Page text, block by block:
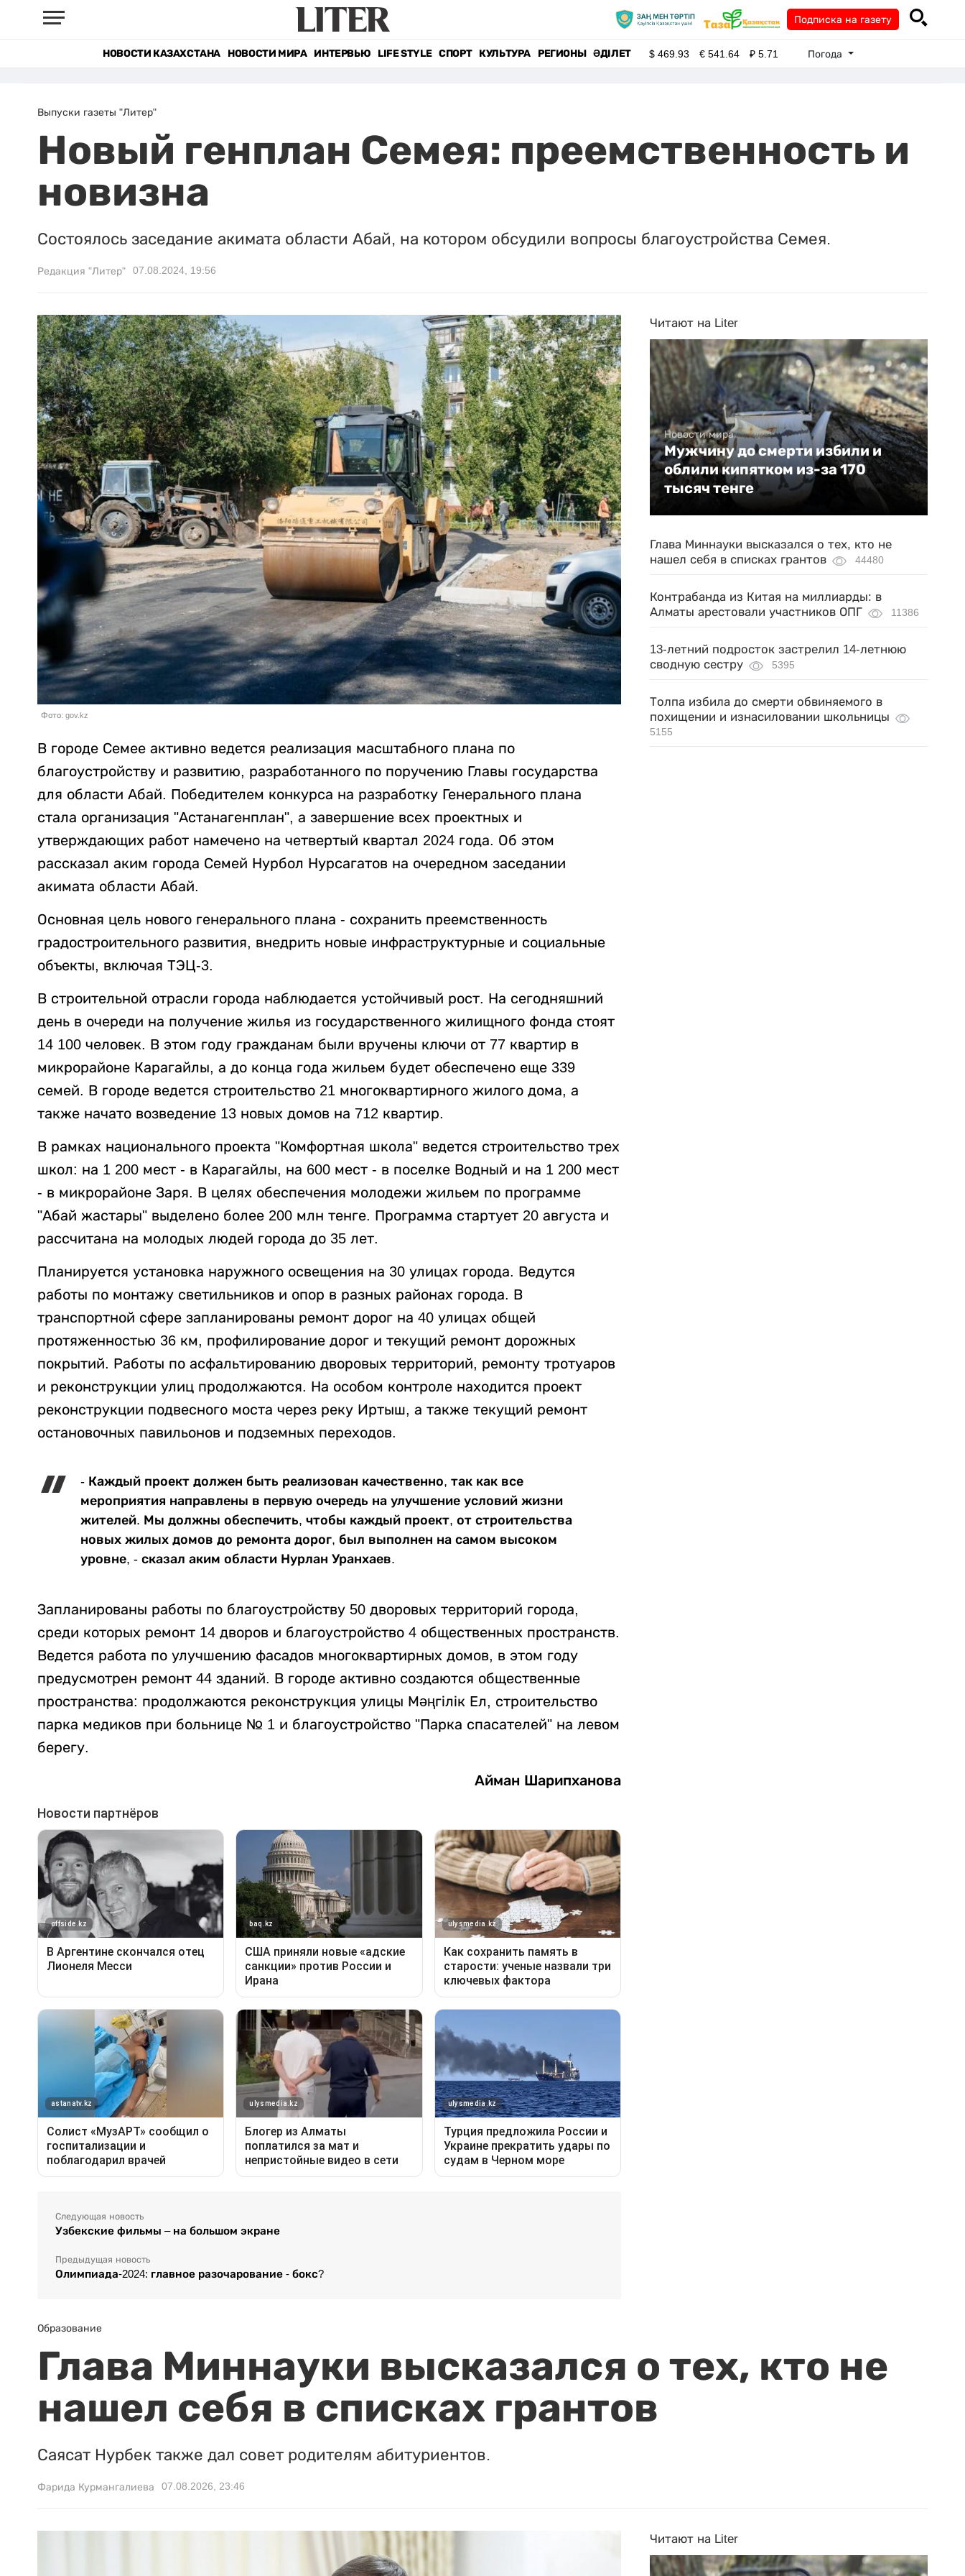
Подписка на газету
НОВОСТИ КАЗАХСТАНА НОВОСТИ МИРА ИНТЕРВЬЮ LIFE STYLE СПОРТ КУЛЬТУРА РЕГИОНЫ ӘДІЛЕТ $469.93 €541.64 ₽5.71 Погода
Выпуски газеты "Литер"
Новый генплан Семея: преемственность и
новизна
Состоялось заседание акимата области Абай, на котором обсудили вопросы благоустройства Семея.
Редакция "Литер" 07.08.2024, 19:56
Фото: gov.kz
В городе Семее активно ведется реализация масштабного плана по
благоустройству и развитию, разработанного по поручению Главы государства
для области Абай. Победителем конкурса на разработку Генерального плана
стала организация "Астанагенплан", а завершение всех проектных и
утверждающих работ намечено на четвертый квартал 2024 года. Об этом
рассказал аким города Семей Нурбол Нурсагатов на очередном заседании
акимата области Абай.
Основная цель нового генерального плана - сохранить преемственность
градостроительного развития, внедрить новые инфраструктурные и социальные
объекты, включая ТЭЦ-3.
В строительной отрасли города наблюдается устойчивый рост. На сегодняшний
день в очереди на получение жилья из государственного жилищного фонда стоят
14 100 человек. В этом году гражданам были вручены ключи от 77 квартир в
микрорайоне Карагайлы, а до конца года жильем будет обеспечено еще 339
семей. В городе ведется строительство 21 многоквартирного жилого дома, а
также начато возведение 13 новых домов на 712 квартир.
В рамках национального проекта "Комфортная школа" ведется строительство трех
школ: на 1 200 мест - в Карагайлы, на 600 мест - в поселке Водный и на 1 200 мест
- в микрорайоне Заря. В целях обеспечения молодежи жильем по программе
"Абай жастары" выделено более 200 млн тенге. Программа стартует 20 августа и
рассчитана на молодых людей города до 35 лет.
Планируется установка наружного освещения на 30 улицах города. Ведутся
работы по монтажу светильников и опор в разных районах города. В
транспортной сфере запланированы ремонт дорог на 40 улицах общей
протяженностью 36 км, профилирование дорог и текущий ремонт дорожных
покрытий. Работы по асфальтированию дворовых территорий, ремонту тротуаров
и реконструкции улиц продолжаются. На особом контроле находится проект
реконструкции подвесного моста через реку Иртыш, а также текущий ремонт
остановочных павильонов и подземных переходов.
- Каждый проект должен быть реализован качественно, так как все
мероприятия направлены в первую очередь на улучшение условий жизни
жителей. Мы должны обеспечить, чтобы каждый проект, от строительства
новых жилых домов до ремонта дорог, был выполнен на самом высоком
уровне, - сказал аким области Нурлан Уранхаев.
Запланированы работы по благоустройству 50 дворовых территорий города,
среди которых ремонт 14 дворов и благоустройство 4 общественных пространств.
Ведется работа по улучшению фасадов многоквартирных домов, в этом году
предусмотрен ремонт 44 зданий. В городе активно создаются общественные
пространства: продолжаются реконструкция улицы Мәңгілік Ел, строительство
парка медиков при больнице № 1 и благоустройство "Парка спасателей" на левом
берегу.
Айман Шарипханова
Следующая новость
Узбекские фильмы – на большом экране
Предыдущая новость
Олимпиада-2024: главное разочарование - бокс?
Читают на Liter
Новости мира
Мужчину до смерти избили и
облили кипятком из-за 170
тысяч тенге
Глава Миннауки высказался о тех, кто не
нашел себя в списках грантов
44480
Контрабанда из Китая на миллиарды: в
Алматы арестовали участников ОПГ
11386
13-летний подросток застрелил 14-летнюю
сводную сестру
5395
Толпа избила до смерти обвиняемого в
похищении и изнасиловании школьницы
5155
Образование
Глава Миннауки высказался о тех, кто не
нашел себя в списках грантов
Саясат Нурбек также дал совет родителям абитуриентов.
Фарида Курмангалиева 07.08.2026, 23:46
Читают на Liter